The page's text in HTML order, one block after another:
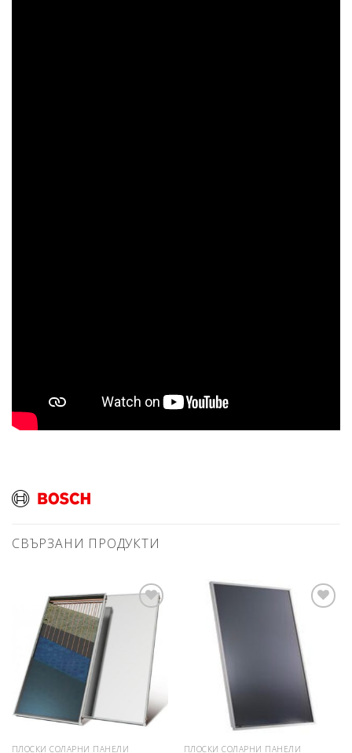
СВЪРЗАНИ ПРОДУКТИ
Добави
любими
ПЛОСКИ СОЛАРНИ ПАНЕЛИ
любими
ПЛОСКИ СОЛАРНИ ПАНЕЛИ